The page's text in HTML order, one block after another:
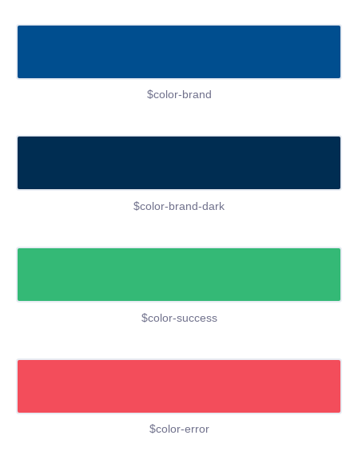
$color-brand
$color-brand-dark
$color-success
$color-error